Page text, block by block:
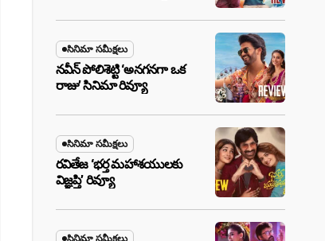
సినిమా సమీక్షలు
నవీన్ పోలిశెట్టి ‘అనగనగా ఒక
రాజు’ సినిమా రివ్యూ
సినిమా సమీక్షలు
రవితేజ ‘భర్త మహాశయులకు
విజ్ఞప్తి’ రివ్యూ